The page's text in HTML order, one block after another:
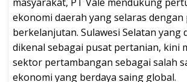
ekonomi daerah yang selaras
berkelanjutan. Sulawesi Selatan yang
dikenal sebagai pusat pertanian, kini
sektor pertambangan sebagai salah
ekonomi yang berdaya saing global.